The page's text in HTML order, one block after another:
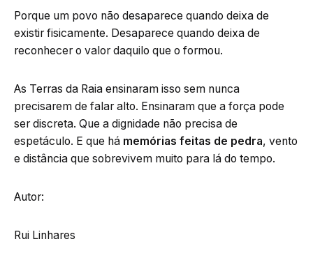
Porque um povo não desaparece quando deixa de
existir fisicamente. Desaparece quando deixa de
reconhecer o valor daquilo que o formou.
As Terras da Raia ensinaram isso sem nunca
precisarem de falar alto. Ensinaram que a força pode
ser discreta. Que a dignidade não precisa de
espetáculo. E que há memórias feitas de pedra, vento
e distância que sobrevivem muito para lá do tempo.
Autor:
Rui Linhares